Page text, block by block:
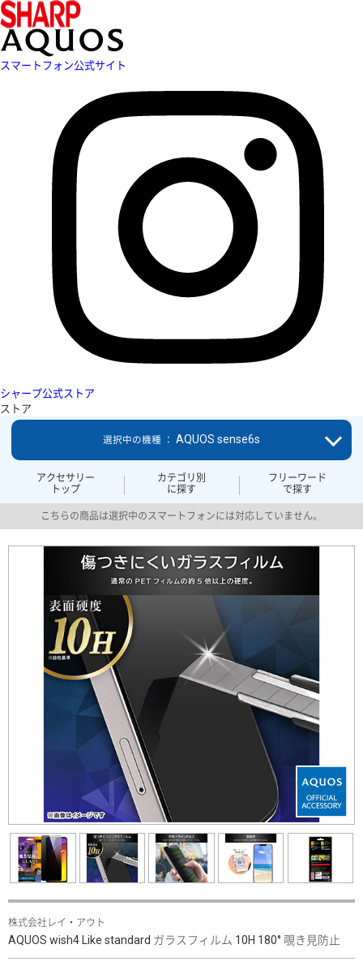
スマートフォン公式サイト
シャープ公式ストア
ストア
アクセサリー
トップ
カテゴリ別
に探す
フリーワード
で探す
選択中の機種 ： AQUOS sense6s
こちらの商品は選択中のスマートフォンには対応していません。
株式会社レイ・アウト
AQUOS wish4 Like standard ガラスフィルム 10H 180° 覗き見防止